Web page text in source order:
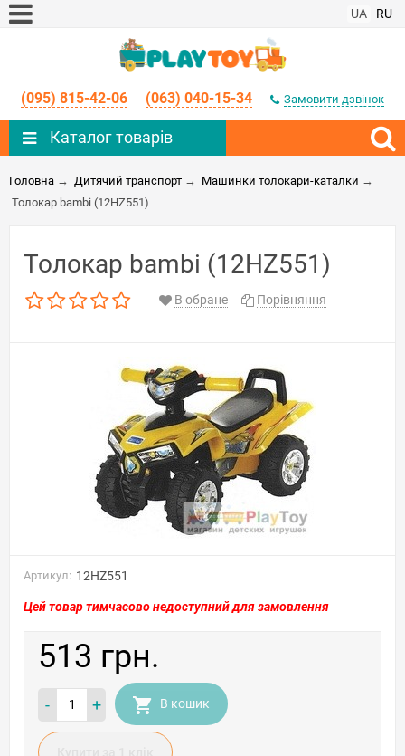
UA RU
(095) 815-42-06 (063) 040-15-34 Замовити дзвінок
Каталог товарів
Головна → Дитячий транспорт → Машинки толокари-каталки →
Толокар bambi (12HZ551)
Толокар bambi (12HZ551)
В обране Порівняння
Артикул: 12HZ551
Цей товар тимчасово недоступний для замовлення
513 грн.
- + В кошик